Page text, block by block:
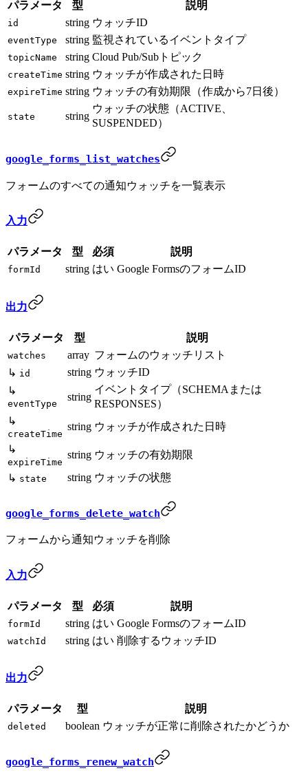
パラメータ 型 説明
id string ウォッチID
eventType string 監視されているイベントタイプ
topicName string Cloud Pub/Subトピック
createTime string ウォッチが作成された日時
expireTime string ウォッチの有効期限（作成から7日後）
state string
ウォッチの状態（ACTIVE、
SUSPENDED）
google_forms_list_watches
フォームのすべての通知ウォッチを一覧表示
入力
パラメータ 型 必須 説明
formId string はい Google FormsのフォームID
出力
パラメータ 型 説明
watches array フォームのウォッチリスト
↳ id string ウォッチID
↳
eventType
string
イベントタイプ（SCHEMAまたは
RESPONSES）
↳
createTime
string ウォッチが作成された日時
↳
expireTime
string ウォッチの有効期限
↳ state string ウォッチの状態
google_forms_delete_watch
フォームから通知ウォッチを削除
入力
パラメータ 型 必須 説明
formId string はい Google FormsのフォームID
watchId string はい 削除するウォッチID
出力
パラメータ 型 説明
deleted boolean ウォッチが正常に削除されたかどうか
google_forms_renew_watch